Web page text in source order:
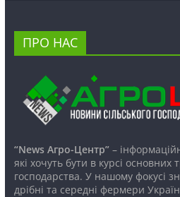
ПРО НАС
“News Агро-Центр”–
які хочуть бути в курсі основних
господарства. У нашому фокусі
дрібні та середні фермери